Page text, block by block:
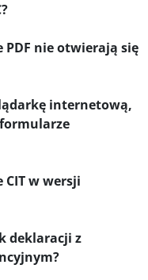
nie otwierają się
internetową,
CIT w wersji
deklaracji z